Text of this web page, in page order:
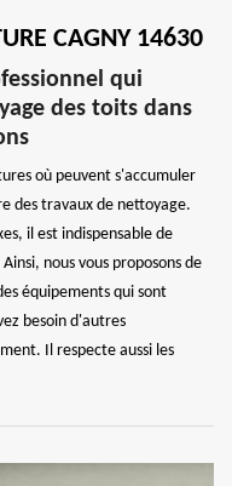
CAGNY 14630
qui
des toits dans
où peuvent s'accumuler
des travaux de nettoyage.
il est indispensable de
nous vous proposons de
équipements qui sont
besoin d'autres
Il respecte aussi les